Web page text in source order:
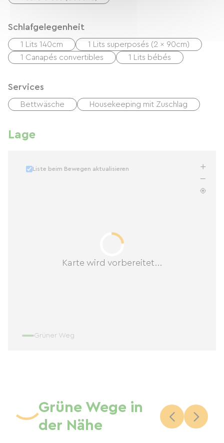
Schlafgelegenheit
1 Lits 140cm
1 Lits superposés (2 x 90cm)
1 Canapés convertibles
1 Lits bébés
Services
Bettwäsche Housekeeping mit Zuschlag
Lage
Karte wird vorbereitet...
Liste beim Bewegen aktualisieren
Grüner Weg
Grüne Wege in
der Nähe